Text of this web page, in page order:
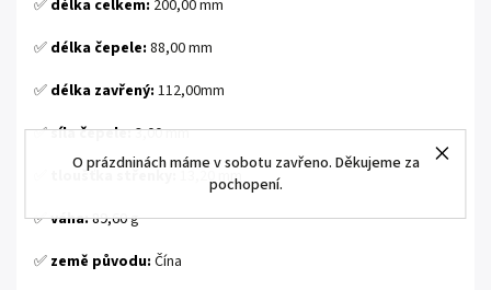
O prázdninách máme v sobotu zavřeno. Děkujeme za
pochopení.
✅ délka celkem: 200,00 mm
✅ délka čepele: 88,00 mm
✅ délka zavřený: 112,00mm
✅síla čepele:3,00 mm
tloušťka střenky:
13,20 mm
✅váha:89,60g
✅ země původu: Čína